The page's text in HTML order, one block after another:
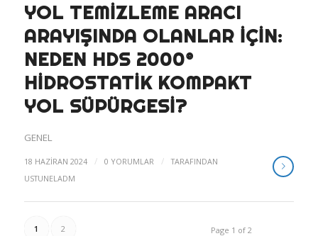
YOL TEMIZLEME ARACI
ARAYIŞINDA OLANLAR IÇIN:
NEDEN HDS 2000®
HIDROSTATIK KOMPAKT
YOL SÜPÜRGESI?
GENEL
18 HAZIRAN 2024 / 0 YORUMLAR /
TARAFINDAN
USTUNELADM
Page 1 of 2
1 2